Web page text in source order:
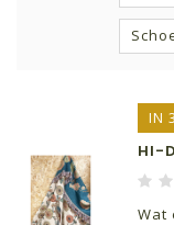
IN
HI-
Wat